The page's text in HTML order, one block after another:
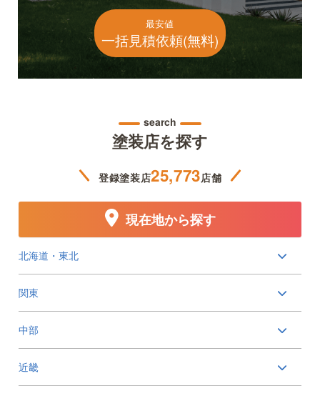
最安値
一括見積依頼(無料)
search
塗装店を探す
登録塗装店25,773店舗
北海道・東北
関東
中部
近畿
現在地から探す